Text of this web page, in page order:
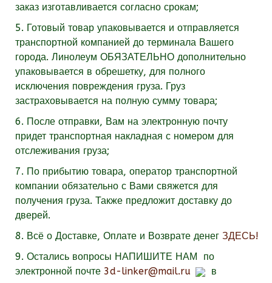
заказ изготавливается согласно срокам;
5. Готовый товар упаковывается и отправляется
транспортной компанией до терминала Вашего
города. Линолеум ОБЯЗАТЕЛЬНО дополнительно
упаковывается в обрешетку, для полного
исключения повреждения груза. Груз
застраховывается на полную сумму товара;
6. После отправки, Вам на электронную почту
придет транспортная накладная с номером для
отслеживания груза;
7. По прибытию товара, оператор транспортной
компании обязательно с Вами свяжется для
получения груза. Также предложит доставку до
дверей.
8. Всё о Доставке, Оплате и Возврате денег ЗДЕСЬ!
9. Остались вопросы НАПИШИТЕ НАМ
по
электронной почте 3d-linker@mail.ru в